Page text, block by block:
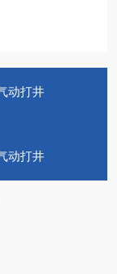
动打井
动打井